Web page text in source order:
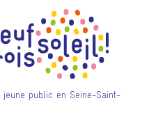
public en Seine-Saint-